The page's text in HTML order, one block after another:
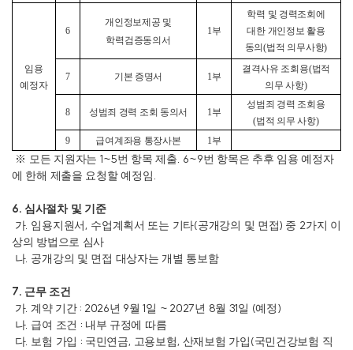
임용
예정자
6
개인정보제공 및
학력검증동의서
1부
학력 및 경력조회에
대한 개인정보 활용
동의(법적 의무사항)
7 기본 증명서 1부
결격사유 조회용(법적
의무 사항)
8 성범죄 경력 조회 동의서 1부
성범죄 경력 조회용
(법적 의무 사항)
9
급여계좌용 통장사본 1부
※ 모든 지원자는 1~5번 항목 제출. 6~9번 항목은 추후 임용 예정자
에 한해 제출을 요청할 예정임 .
6. 심사절차 및 기준
가. 임용지원서, 수업계획서 또는 기타(공개강의 및 면접) 중 2가지 이
상의 방법으로 심사
나. 공개강의 및 면접 대상자는 개별 통보함
7. 근무 조건
가. 계약 기간 : 2026년 9월1일 ~ 2027년 8월 31일 (예정 )
나. 급여 조건 : 내부 규정에 따름
다. 보험 가입 : 국민연금, 고용보험, 산재보험 가입 (국민건강보험 직